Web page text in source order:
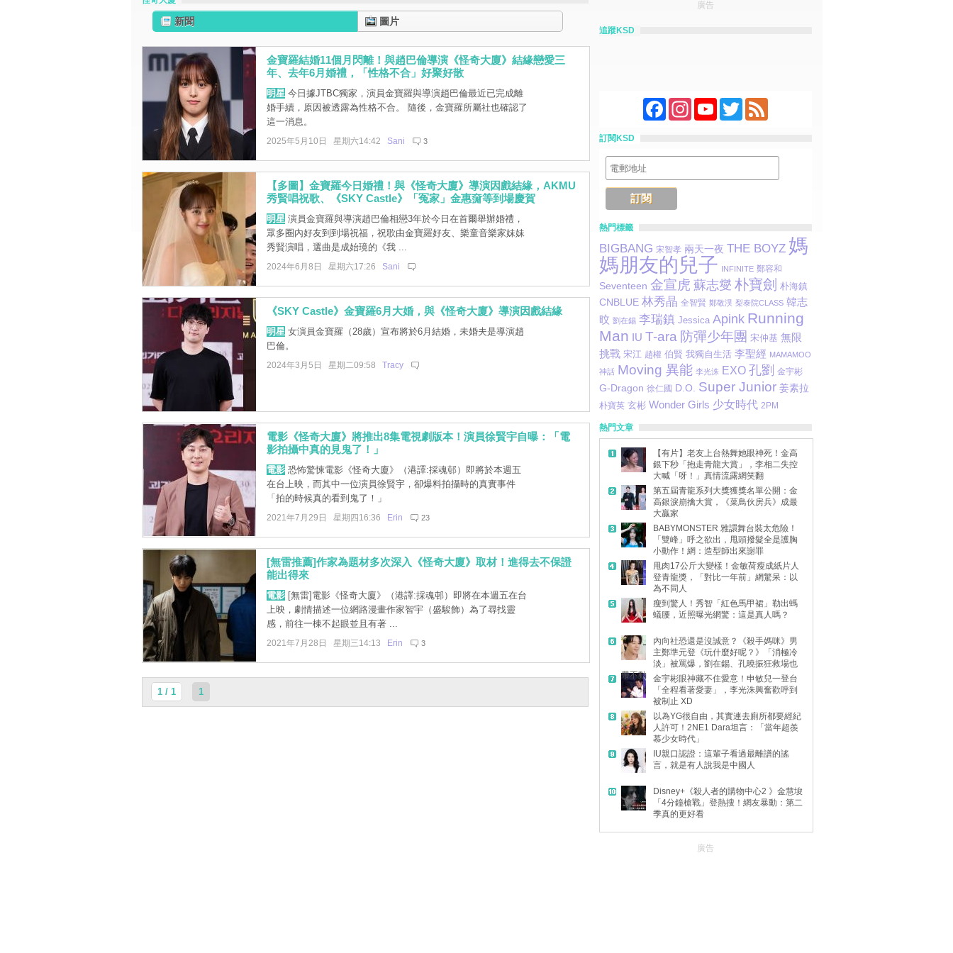
新聞 圖片
金寶羅結婚11個月閃離！與趙巴倫導演《怪奇大廈》結緣戀愛三
年、去年6月婚禮，「性格不合」好聚好散
明星今日據JTBC獨家，演員金寶羅與導演趙巴倫最近已完成離
婚手續，原因被透露為性格不合。 隨後，金寶羅所屬社也確認了
這一消息。
2025年5月10日 星期六14:42 Sani 3
【多圖】金寶羅今日婚禮！與《怪奇大廈》導演因戲結緣，AKMU
秀賢唱祝歌、《SKY Castle》「冤家」金惠奫等到場慶賀
明星演員金寶羅與導演趙巴倫相戀3年於今日在首爾舉辦婚禮，
眾多圈內好友到到場祝福，祝歌由金寶羅好友、樂童音樂家妹妹
秀賢演唱，選曲是成始璄的《我 ...
2024年6月8日 星期六17:26 Sani
《SKY Castle》金寶羅6月大婚，與《怪奇大廈》導演因戲結緣
明星女演員金寶羅（28歲）宣布將於6月結婚，未婚夫是導演趙
巴倫。
2024年3月5日 星期二09:58 Tracy
電影《怪奇大廈》將推出8集電視劇版本！演員徐賢宇自曝：「電
影拍攝中真的見鬼了！」
電影恐怖驚悚電影《怪奇大廈》（港譯:採魂邨）即將於本週五
在台上映，而其中一位演員徐賢宇，卻爆料拍攝時的真實事件
「拍的時候真的看到鬼了！」
2021年7月29日 星期四16:36 Erin 23
[無雷推薦]作家為題材多次深入《怪奇大廈》取材！進得去不保證
能出得來
電影[無雷]電影《怪奇大廈》（港譯:採魂邨）即將在本週五在台
上映，劇情描述一位網路漫畫作家智宇（盛駿飾）為了尋找靈
感，前往一棟不起眼並且有著 ...
2021年7月28日 星期三14:13 Erin 3
1 / 1 1
廣告
追蹤KSD
FacebookInstagramYouTubeTwitterFeed
訂閱KSD
熱門標籤
BIGBANG 宋智孝 兩天一夜 THE BOYZ 媽
媽朋友的兒子 INFINITE 鄭容和
Seventeen 金宣虎 蘇志燮 朴寶劍 朴海鎮
CNBLUE 林秀晶 全智賢 鄭敬淏 梨泰院CLASS 韓志
旼 劉在錫 李瑞鎮 Jessica Apink Running
Man IU T-ara 防彈少年團 宋仲基 無限
挑戰 宋江 趙權 伯賢 我獨自生活 李聖經 MAMAMOO
神話 Moving 異能 李光洙 EXO 孔劉 金宇彬
G-Dragon 徐仁國 D.O. Super Junior 姜素拉
朴寶英 玄彬 Wonder Girls 少女時代 2PM
熱門文章
【有片】老友上台熱舞她眼神死！金高
銀下秒「抱走青龍大賞」，李相二失控
大喊「呀！」真情流露網笑翻
第五屆青龍系列大獎獲獎名單公開：金
高銀淚崩擒大賞，《菜鳥伙房兵》成最
大贏家
BABYMONSTER 雅譞舞台裝太危險！
「雙峰」呼之欲出，甩頭撥髮全是護胸
小動作！網：造型師出來謝罪
甩肉17公斤大變樣！金敏荷瘦成紙片人
登青龍獎，「對比一年前」網驚呆：以
為不同人
瘦到驚人！秀智「紅色馬甲裙」勒出螞
蟻腰，近照曝光網驚：這是真人嗎？
內向社恐還是沒誠意？《殺手媽咪》男
主鄭準元登《玩什麼好呢？》「消極冷
淡」被罵爆，劉在錫、孔曉振狂救場也
帶不動
金宇彬眼神藏不住愛意！申敏兒一登台
「全程看著愛妻」，李光洙興奮歡呼到
被制止 XD
以為YG很自由，其實連去廁所都要經紀
人許可！2NE1 Dara坦言：「當年超羨
慕少女時代」
IU親口認證：這輩子看過最離譜的謠
言，就是有人說我是中國人
Disney+《殺人者的購物中心2 》金慧埈
「4分鐘槍戰」登熱搜！網友暴動：第二
季真的更好看
廣告